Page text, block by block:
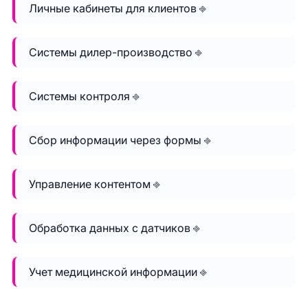
Личные кабинеты для клиентов ⎆
Системы дилер-производство ⎆
Системы контроля ⎆
Сбор информации через формы ⎆
Управление контентом ⎆
Обработка данных с датчиков ⎆
Учет медицинской информации ⎆